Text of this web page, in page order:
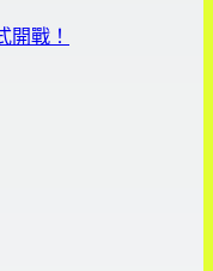
戰！